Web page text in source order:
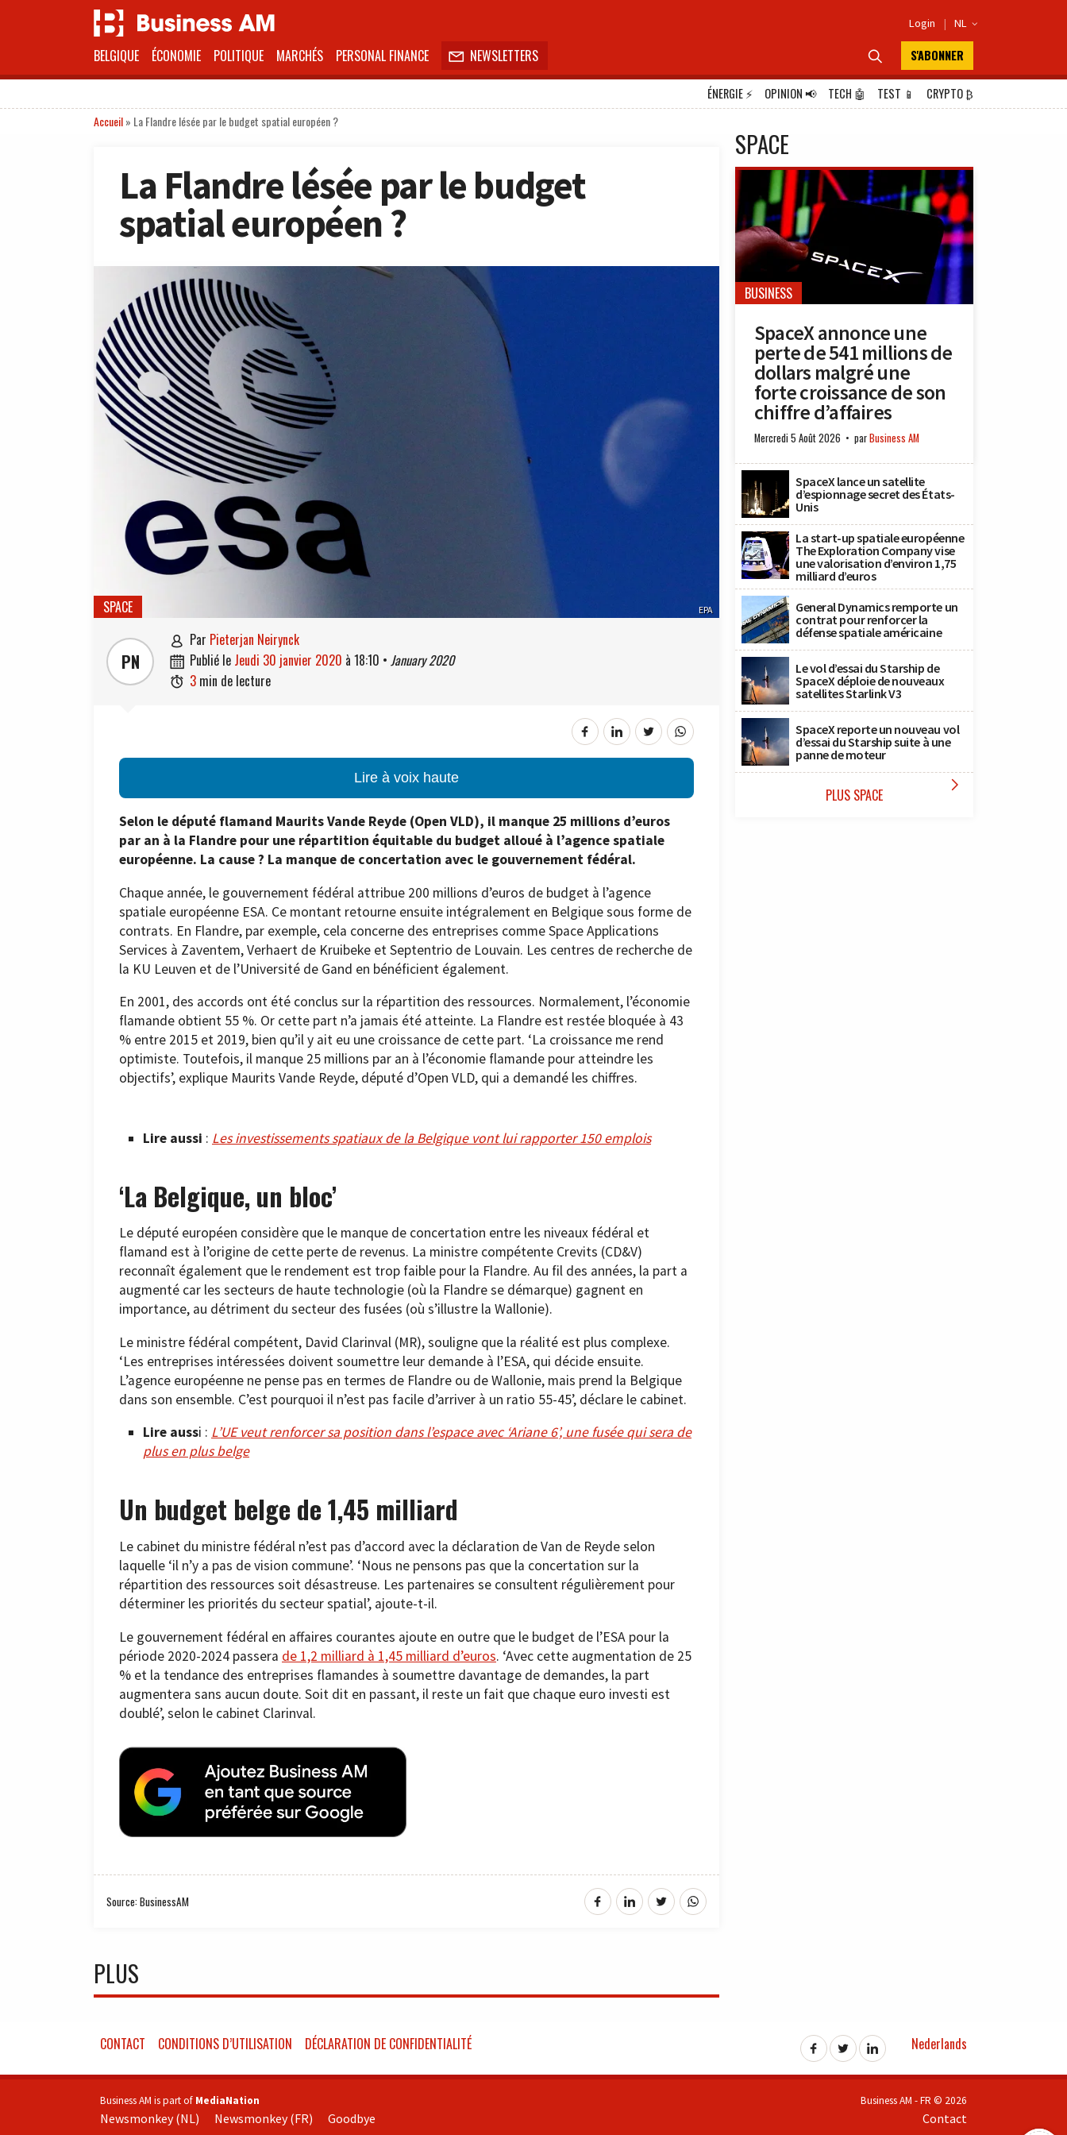
Login | NL 
BELGIQUE ÉCONOMIE POLITIQUE MARCHÉS PERSONAL FINANCE  NEWSLETTERS  S'ABONNER
ÉNERGIE⚡ OPINION📢 TECH 🤖 TEST 📱 CRYPTO₿
Accueil» La Flandre lésée par le budget spatial européen ?
La Flandre lésée par le budget
spatial européen ?
EPA
SPACE
PN
 par Pieterjan Neirynck
 publié le jeudi 30 janvier 2020 à 18:10 • January 2020
 3 min de lecture
Lire à voix haute
Selon le député flamand Maurits Vande Reyde (Open VLD), il manque 25 millions d’euros
par an à la Flandre pour une répartition équitable du budget alloué à l’agence spatiale
européenne. La cause ? La manque de concertation avec le gouvernement fédéral.
Chaque année, le gouvernement fédéral attribue 200 millions d’euros de budget à l’agence
spatiale européenne ESA. Ce montant retourne ensuite intégralement en Belgique sous forme de
contrats. En Flandre, par exemple, cela concerne des entreprises comme Space Applications
Services à Zaventem, Verhaert de Kruibeke et Septentrio de Louvain. Les centres de recherche de
la KU Leuven et de l’Université de Gand en bénéficient également.
En 2001, des accords ont été conclus sur la répartition des ressources. Normalement, l’économie
flamande obtient 55 %. Or cette part n’a jamais été atteinte. La Flandre est restée bloquée à 43
% entre 2015 et 2019, bien qu’il y ait eu une croissance de cette part. ‘La croissance me rend
optimiste. Toutefois, il manque 25 millions par an à l’économie flamande pour atteindre les
objectifs’, explique Maurits Vande Reyde, député d’Open VLD, qui a demandé les chiffres.
Lire aussi : Les investissements spatiaux de la Belgique vont lui rapporter 150 emplois
‘La Belgique, un bloc’
Le député européen considère que le manque de concertation entre les niveaux fédéral et
flamand est à l’origine de cette perte de revenus. La ministre compétente Crevits (CD&V)
reconnaît également que le rendement est trop faible pour la Flandre. Au fil des années, la part a
augmenté car les secteurs de haute technologie (où la Flandre se démarque) gagnent en
importance, au détriment du secteur des fusées (où s’illustre la Wallonie).
Le ministre fédéral compétent, David Clarinval (MR), souligne que la réalité est plus complexe.
‘Les entreprises intéressées doivent soumettre leur demande à l’ESA, qui décide ensuite.
L’agence européenne ne pense pas en termes de Flandre ou de Wallonie, mais prend la Belgique
dans son ensemble. C’est pourquoi il n’est pas facile d’arriver à un ratio 55-45’, déclare le cabinet.
Lire aussi : L’UE veut renforcer sa position dans l’espace avec ‘Ariane 6’, une fusée qui sera de
plus en plus belge
Un budget belge de 1,45 milliard
Le cabinet du ministre fédéral n’est pas d’accord avec la déclaration de Van de Reyde selon
laquelle ‘il n’y a pas de vision commune’. ‘Nous ne pensons pas que la concertation sur la
répartition des ressources soit désastreuse. Les partenaires se consultent régulièrement pour
déterminer les priorités du secteur spatial’, ajoute-t-il.
Le gouvernement fédéral en affaires courantes ajoute en outre que le budget de l’ESA pour la
période 2020-2024 passera de 1,2 milliard à 1,45 milliard d’euros. ‘Avec cette augmentation de 25
% et la tendance des entreprises flamandes à soumettre davantage de demandes, la part
augmentera sans aucun doute. Soit dit en passant, il reste un fait que chaque euro investi est
doublé’, selon le cabinet Clarinval.
Source: BusinessAM
PLUS
SPACE
BUSINESS
SpaceX annonce une
perte de 541 millions de
dollars malgré une
forte croissance de son
chiffre d’affaires
Mercredi 5 Août 2026 parBusiness AM
SpaceX lance un satellite
d’espionnage secret des États-
Unis
La start-up spatiale européenne
The Exploration Company vise
une valorisation d’environ 1,75
milliard d’euros
General Dynamics remporte un
contrat pour renforcer la
défense spatiale américaine
Le vol d’essai du Starship de
SpaceX déploie de nouveaux
satellites Starlink V3
SpaceX reporte un nouveau vol
d’essai du Starship suite à une
panne de moteur
PLUS SPACE 
CONTACT CONDITIONS D’UTILISATION DÉCLARATION DE CONFIDENTIALITÉ Nederlands
Business AM is part of MediaNation
Newsmonkey (NL) Newsmonkey (FR) Goodbye
Business AM - FR © 2026
Contact